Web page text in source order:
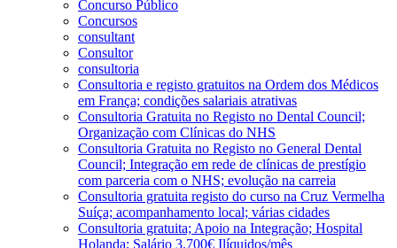
Concurso Público
Concursos
consultant
Consultor
consultoria
Consultoria e registo gratuitos na Ordem dos Médicos
em França; condições salariais atrativas
Consultoria Gratuita no Registo no Dental Council;
Organização com Clínicas do NHS
Consultoria Gratuita no Registo no General Dental
Council; Integração em rede de clínicas de prestígio
com parceria com o NHS; evolução na carreia
Consultoria gratuita registo do curso na Cruz Vermelha
Suíça; acompanhamento local; várias cidades
Consultoria gratuita; Apoio na Integração; Hospital
Holanda; Salário 3.700€ Ilíquidos/mês